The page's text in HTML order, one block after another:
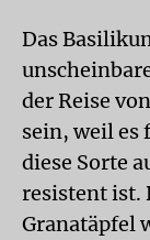
Das
der Reise
sein, weil es
diese Sorte
resistent ist.
Granatäpfel